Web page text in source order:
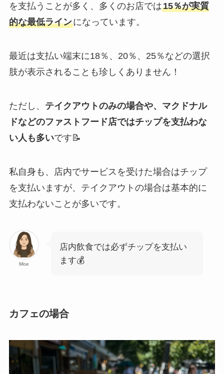
を支払うことが多く、多くのお店では15％が実質
的な最低ラインになっています。
最近は支払い端末に18％、20％、25％などの選択
肢が表示されることも珍しくありません！
ただし、 テイクアウトのみの場合や、マクドナル
ドなどのファストフード店ではチップを支払わな
い人も多いです📝
私自身も、店内でサービスを受けた場合はチップ
を支払いますが、テイクアウトの場合は基本的に
支払わないことが多いです。
Moe
店内飲食では必ずチップを支払い
ます💰
カフェの場合